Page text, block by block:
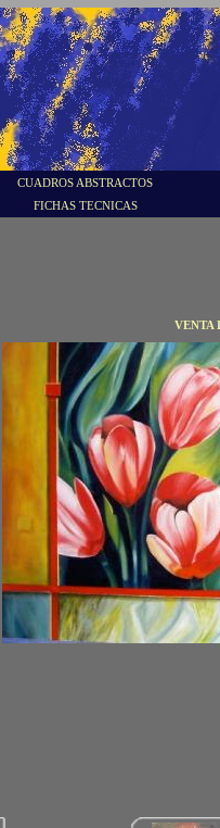
CUADROS ABSTRACTOS
FICHAS TECNICAS
VENTA